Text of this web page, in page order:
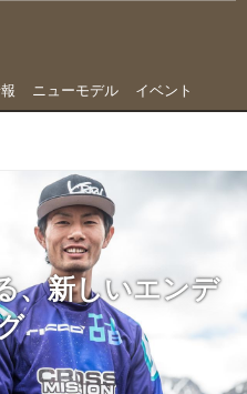
ニューモデル イベント
、新しいエンデ